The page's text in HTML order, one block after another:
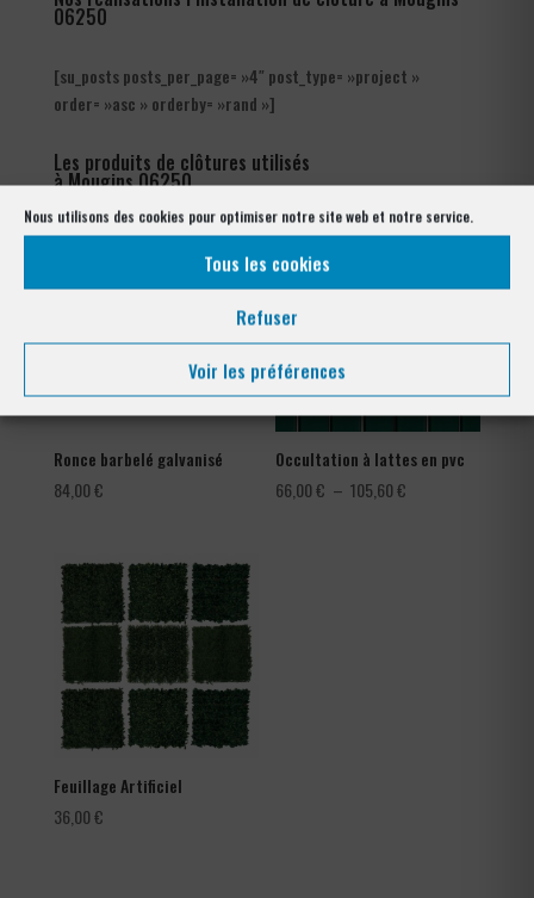
Nous utilisons des cookies pour optimiser notre site web et notre service.
Tous les cookies
Refuser
Voir les préférences
06250
[su_posts posts_per_page= »4″ post_type= »project »
order= »asc » orderby= »rand »]
Les produits de clôtures utilisés
à Mougins 06250
Ronce barbelé galvanisé
84,00€
Occultation à lattes en pvc
66,00€ – 105,60€
Feuillage Artificiel
36,00€